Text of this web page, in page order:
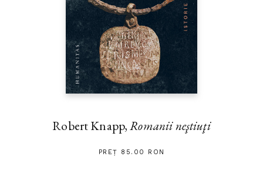
Robert Knapp,Romanii neştiuţi
PREȚ 85.00 RON